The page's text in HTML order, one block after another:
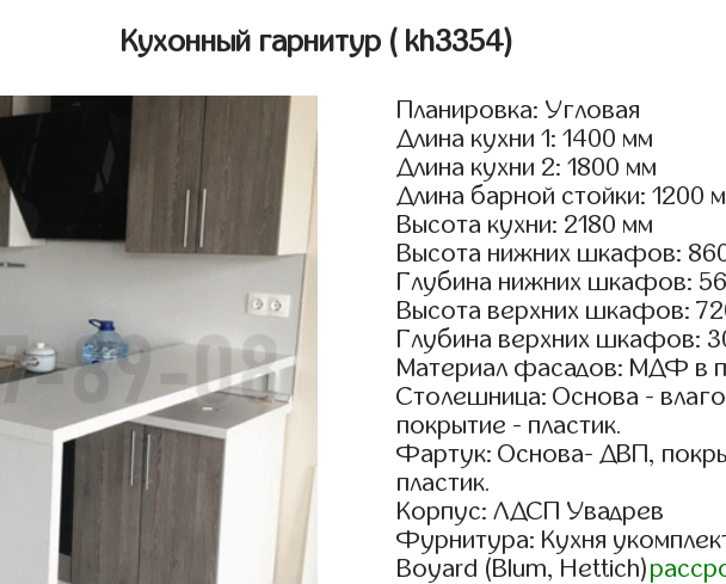
Кухонный гарнитур ( kh3354)
Планировка: Угловая
Длина кухни 1: 1400 мм
Длина кухни 2: 1800 мм
Длина барной стойки: 1200
Высота кухни: 2180 мм
Высота нижних шкафов:
Глубина нижних шкафов:
Высота верхних шкафов:
Глубина верхних шкафов:
Материал фасадов: МДФ в
Столешница: Основа -
покрытие - пластик.
Фартук: Основа- ДВП,
пластик.
Корпус: ЛДСП Увадрев
Фурнитура: Кухня
Boyard (Blum, Hettich)